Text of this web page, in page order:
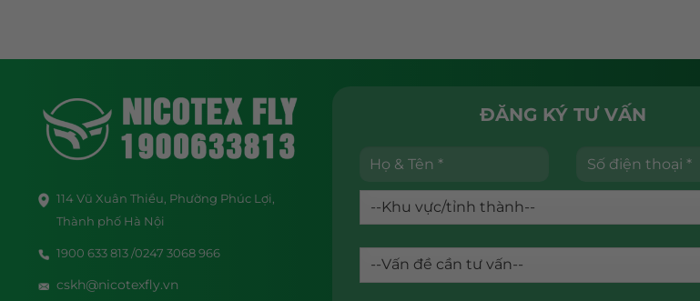
114 Vũ Xuân Thiều, Phường Phúc Lợi,
Thành phố Hà Nội
1900 633 813 /0247 3068 966
cskh@nicotexfly.vn
ĐĂNG KÝ TƯ VẤN